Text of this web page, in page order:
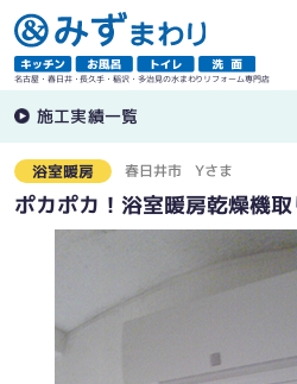
名古屋・春日井・長久手・稲沢・多治見の水まわりリフォーム専門店
施工実績一覧
浴室暖房 春日井市 Yさま
ポカポカ！浴室暖房乾燥機